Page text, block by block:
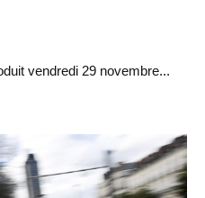
vendredi 29 novembre...